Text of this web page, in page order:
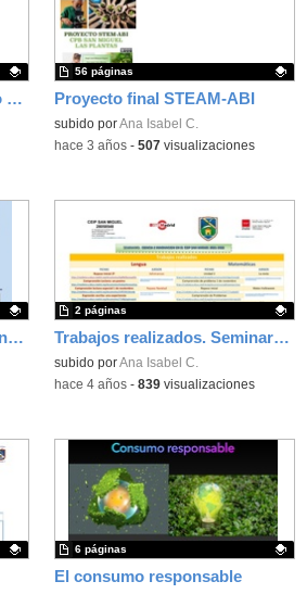
Propuestas para el proyecto de radio del colegio Proyecto final STEAM-ABI
Contenido educativo.
subido porAna Isabel C.
56 páginas
-hace 3 años- 507visualizaciones
Segundo Ciclo de Educación Primaria Trabajos realizados. Seminario 2021-22
Contenido educativo.
subido porAna Isabel C.
2 páginas
-hace 4 años- 839visualizaciones
El consumo responsable
6 páginas